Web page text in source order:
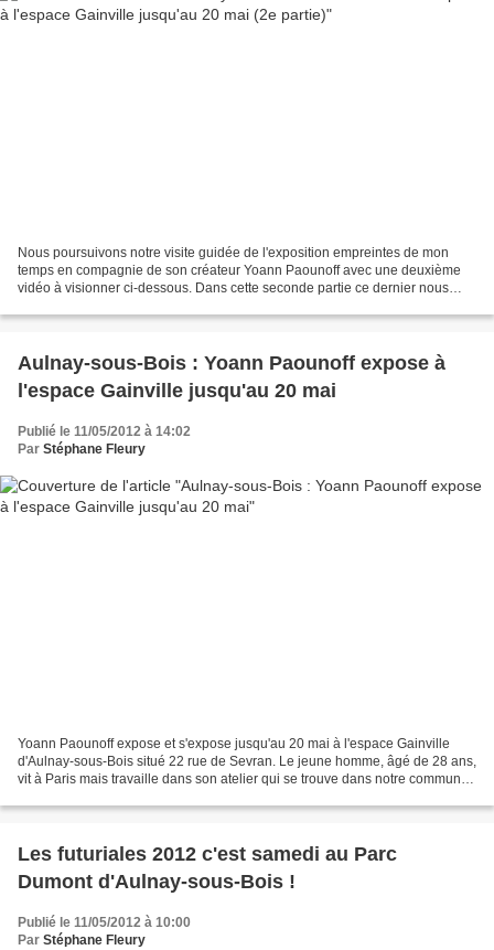
Nous poursuivons notre visite guidée de l'exposition empreintes de mon
temps en compagnie de son créateur Yoann Paounoff avec une deuxième
vidéo à visionner ci-dessous. Dans cette seconde partie ce dernier nous
Aulnay-sous-Bois : Yoann Paounoff expose à
l'espace Gainville jusqu'au 20 mai
Publié le 11/05/2012 à 14:02
Par Stéphane Fleury
Yoann Paounoff expose et s'expose jusqu'au 20 mai à l'espace Gainville
d'Aulnay-sous-Bois situé 22 rue de Sevran. Le jeune homme, âgé de 28 ans,
vit à Paris mais travaille dans son atelier qui se trouve dans notre commune.
Les futuriales 2012 c'est samedi au Parc
Dumont d'Aulnay-sous-Bois !
Publié le 11/05/2012 à 10:00
Par Stéphane Fleury